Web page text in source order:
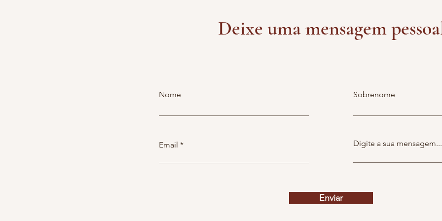
Deixe uma mensagem
Nome
Email
Sobrenome
Digite a sua mensagem...
Enviar